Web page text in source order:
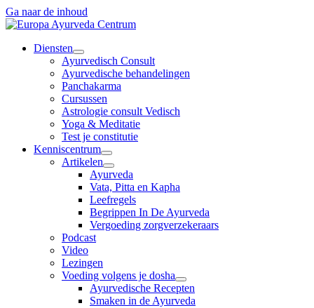
Ga naar de inhoud
Diensten
Ayurvedisch Consult
Ayurvedische behandelingen
Panchakarma
Cursussen
Astrologie consult Vedisch
Yoga & Meditatie
Test je constitutie
Kenniscentrum
Artikelen
Ayurveda
Vata, Pitta en Kapha
Leefregels
Begrippen In De Ayurveda
Vergoeding zorgverzekeraars
Podcast
Video
Lezingen
Voeding volgens je dosha
Ayurvedische Recepten
Smaken in de Ayurveda